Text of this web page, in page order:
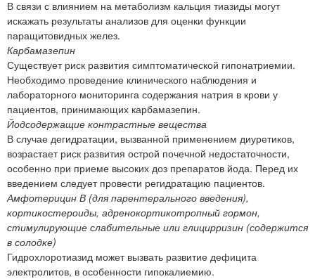
В связи с влиянием на метаболизм кальция тиазиды могут
искажать результаты анализов для оценки функции
паращитовидных желез.
Карбамазепин
Существует риск развития симптоматической гипонатриемии.
Необходимо проведение клинического наблюдения и
лабораторного мониторинга содержания натрия в крови у
пациентов, принимающих карбамазепин.
Йодсодержащие контрастные вещества
В случае дегидратации, вызванной применением диуретиков,
возрастает риск развития острой почечной недостаточности,
особенно при приеме высоких доз препаратов йода. Перед их
введением следует провести регидратацию пациентов.
Амфотерицин В (для парентерального введения),
кортикостероиды, адренокортикотропный гормон,
стимулирующие слабительные или глицирризин (содержится
в солодке)
Гидрохлоротиазид может вызвать развитие дефицита
электролитов, в особенности гипокалиемию.